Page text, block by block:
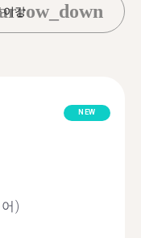
이강
NEW
)